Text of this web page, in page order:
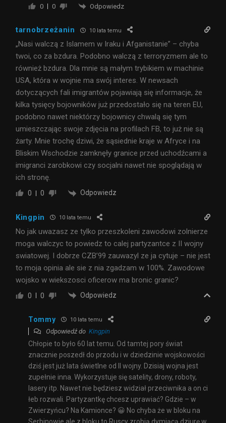
0 0 Odpowiedz
tarnobrzeżanin 10 lata temu
„Nasi walczą z Islamem w Iraku i Afganistanie” – chyba
twoi, co za bzdura. Podobno walczą z terroryzmem ale to
również bzdura. Dla mnie są małym trybikiem w machinie
USA, która w wojnie ma swój interes. W newsach
dotyczących fali imigrantów pojawiają się informacje, że
kilka tysięcy bojowników już przedostało się na teren EU,
podobno nawet niektórzy bojownicy chwalą się tym
umieszczając swoje zdjęcia na profilach FB, to już nie są
żarty. Mnie trochę dziwi, że sąsiednie kraje w Afryce i na
Bliskim Wschodzie zamknęły granice przed uchodźcami a
imigranci zarobkowi czy socjalni nawet nie spoglądają w
ich stronę.
0 0 Odpowiedz
Kingpin 10 lata temu
No jak uwazasz ze tylko przeszkoleni zawodowi zolnierze
moga walczyc to powiedz to calej partyzantce z II wojny
swiatowej. I dobrze CZB’99 zauwazyl ze ja cytuje – nie jest
to moja opinia ale sie z nia zgadzam w 100%. Zawodowe
wojsko w wiekszosci oficerow ma bronic granic?
0 0 Odpowiedz
Tommy 10 lata temu
Odpowiedź do Kingpin
Chłopie to było 60 lat temu. Od tamtej pory świat
znacznie poszedł do przodu i w dziedzinie wojskowości
dziś jest już lata świetlne od II wojny. Dzisiaj wojna jest
zupełnie inna. Wykorzystuje się satelity, drony, roboty,
lasery itp. Nawet nie będziesz widział przeciwnika a on ci
łeb rozwali. Partyzantkę chcesz uprawiać? Gdzie – w
Zwierzyńcu? Na Kamionce? 😀 No chyba że w bloku na